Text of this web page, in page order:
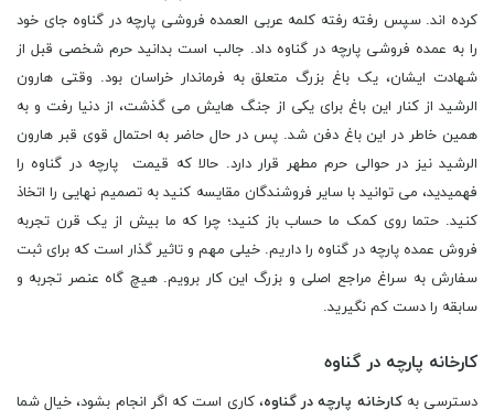
کرده اند. سپس رفته رفته کلمه عربی العمده فروشی پارچه در گناوه جای خود
را به عمده فروشی پارچه در گناوه داد. جالب است بدانید حرم شخصی قبل از
شهادت ایشان، یک باغ بزرگ متعلق به فرماندار خراسان بود. وقتی هارون
الرشید از کنار این باغ برای یکی از جنگ هایش می گذشت، از دنیا رفت و به
همین خاطر در این باغ دفن شد. پس در حال حاضر به احتمال قوی قبر هارون
الرشید نیز در حوالی حرم مطهر قرار دارد. حالا که قیمت پارچه در گناوه را
فهمیدید، می توانید با سایر فروشندگان مقایسه کنید به تصمیم نهایی را اتخاذ
کنید. حتما روی کمک ما حساب باز کنید؛ چرا که ما بیش از یک قرن تجربه
فروش عمده پارچه در گناوه را داریم. خیلی مهم و تاثیر گذار است که برای ثبت
سفارش به سراغ مراجع اصلی و بزرگ این کار برویم. هیچ گاه عنصر تجربه و
سابقه را دست کم نگیرید.
کارخانه پارچه در گناوه
دسترسی بهکارخانه پارچه در گناوه، کاری است که اگر انجام بشود، خیال شما